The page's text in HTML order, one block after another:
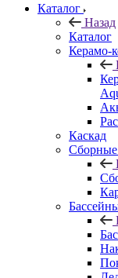
Каталог
Назад
Каталог
Керамо-
Каскад